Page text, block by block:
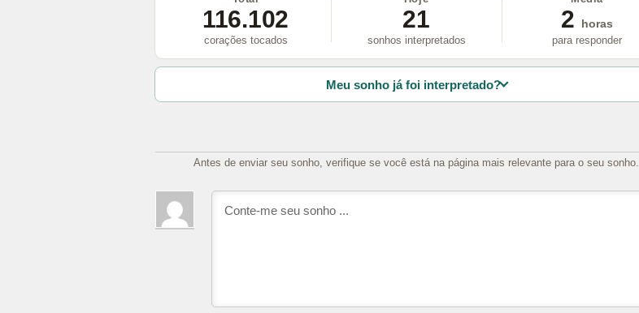
116.102
corações tocados
21
sonhos interpretados
2
horas
para responder
Meu sonho já foi interpretado?
Antes de enviar seu sonho, verifique se você está na página mais relevante para o seu sonho.